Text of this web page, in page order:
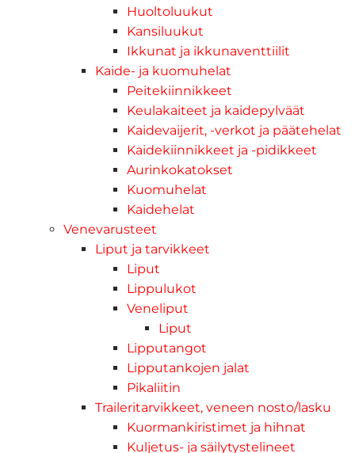
Huoltoluukut
Kansiluukut
Ikkunat ja ikkunaventtiilit
Kaide- ja kuomuhelat
Peitekiinnikkeet
Keulakaiteet ja kaidepylväät
Kaidevaijerit, -verkot ja päätehelat
Kaidekiinnikkeet ja -pidikkeet
Aurinkokatokset
Kuomuhelat
Kaidehelat
Venevarusteet
Liput ja tarvikkeet
Liput
Lippulukot
Veneliput
Liput
Lipputangot
Lipputankojen jalat
Pikaliitin
Traileritarvikkeet, veneen nosto/lasku
Kuormankiristimet ja hihnat
Kuljetus- ja säilytystelineet